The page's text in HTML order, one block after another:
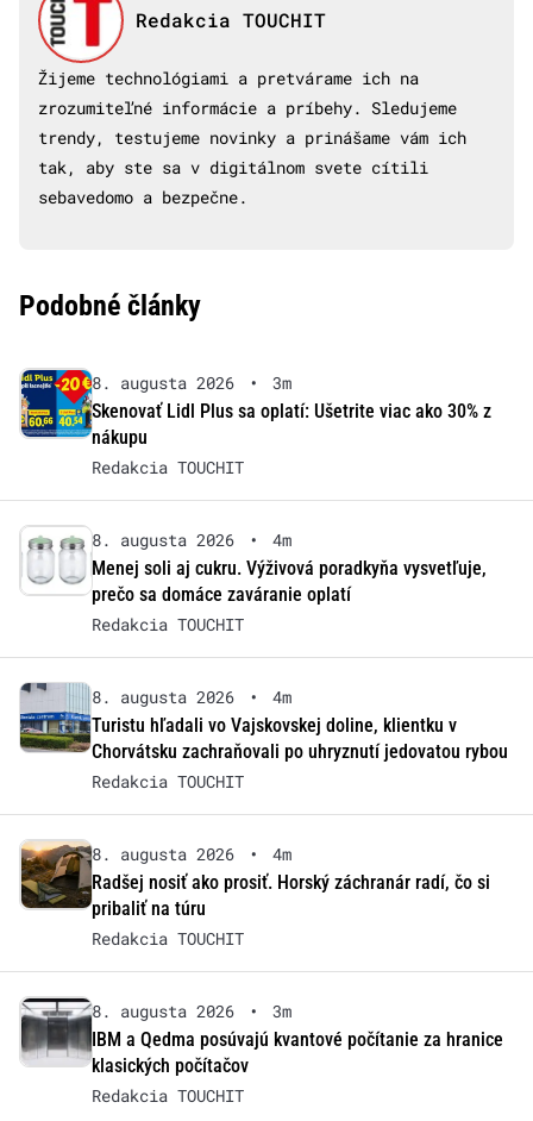
Redakcia TOUCHIT
Žijeme technológiami a pretvárame ich na
zrozumiteľné informácie a príbehy. Sledujeme
trendy, testujeme novinky a prinášame vám ich
tak, aby ste sa v digitálnom svete cítili
sebavedomo a bezpečne.
Podobné články
8. augusta 2026 •
3m
Skenovať Lidl Plus sa oplatí: Ušetrite viac ako 30% z
nákupu
Redakcia TOUCHIT
8. augusta 2026 •
4m
Menej soli aj cukru. Výživová poradkyňa vysvetľuje,
prečo sa domáce zaváranie oplatí
Redakcia TOUCHIT
8. augusta 2026 •
4m
Turistu hľadali vo Vajskovskej doline, klientku v
Chorvátsku zachraňovali po uhryznutí jedovatou rybou
Redakcia TOUCHIT
8. augusta 2026 •
4m
Radšej nosiť ako prosiť. Horský záchranár radí, čo si
pribaliť na túru
Redakcia TOUCHIT
8. augusta 2026 •
3m
IBM a Qedma posúvajú kvantové počítanie za hranice
klasických počítačov
Redakcia TOUCHIT